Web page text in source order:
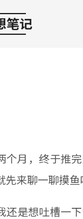
笔记
个月，终于推
先来聊一聊摸鱼
还是想吐槽一